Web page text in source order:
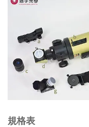
規格表